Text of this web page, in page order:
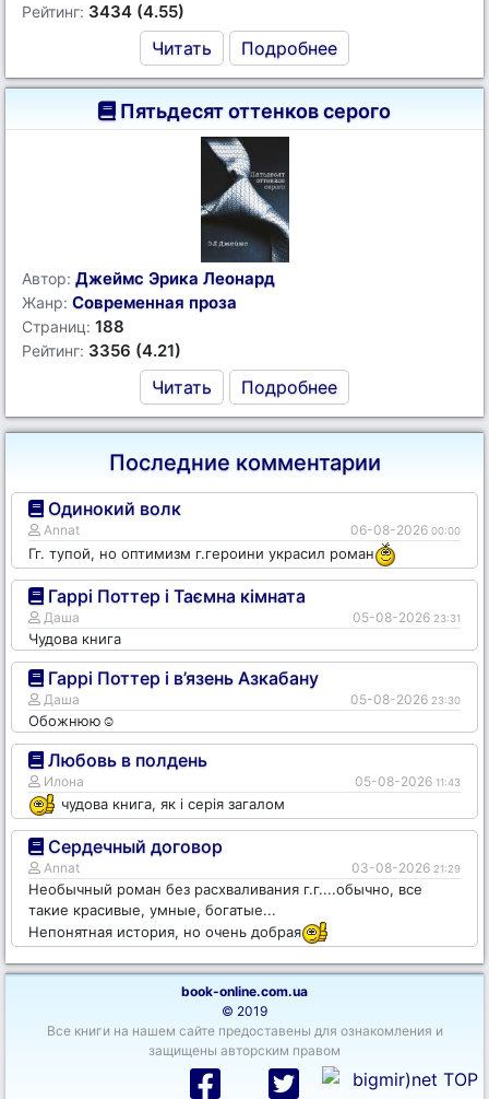
Рейтинг: 3434 (4.55)
Читать Подробнее
Пятьдесят оттенков серого
Автор: Джеймс Эрика Леонард
Жанр: Современная проза
Страниц: 188
Рейтинг: 3356 (4.21)
Читать Подробнее
Последние комментарии
Одинокий волк
Annat 06-08-2026 00:00
Гг. тупой, но оптимизм г.героини украсил роман
Гаррі Поттер і Таємна кімната
Даша 05-08-2026 23:31
Чудова книга
Гаррі Поттер і в’язень Азкабану
Даша 05-08-2026 23:30
Обожнюю☺️
Любовь в полдень
Илона 05-08-2026 11:43
чудова книга, як і серія загалом
Сердечный договор
Annat 03-08-2026 21:29
Необычный роман без расхваливания г.г....обычно, все
такие красивые, умные, богатые...
Непонятная история, но очень добрая
book-online.com.ua
© 2019
Все книги на нашем сайте предоставены для ознакомления и
защищены авторским правом